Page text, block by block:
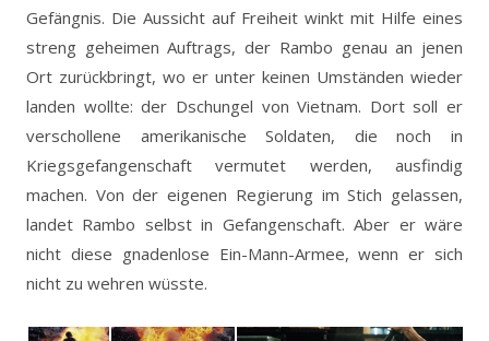
Gefängnis. Die Aussicht auf Freiheit winkt mit Hilfe eines
streng geheimen Auftrags, der Rambo genau an jenen
Ort zurückbringt, wo er unter keinen Umständen wieder
landen wollte: der Dschungel von Vietnam. Dort soll er
verschollene amerikanische Soldaten, die noch in
Kriegsgefangenschaft vermutet werden, ausfindig
machen. Von der eigenen Regierung im Stich gelassen,
landet Rambo selbst in Gefangenschaft. Aber er wäre
nicht diese gnadenlose Ein-Mann-Armee, wenn er sich
nicht zu wehren wüsste.